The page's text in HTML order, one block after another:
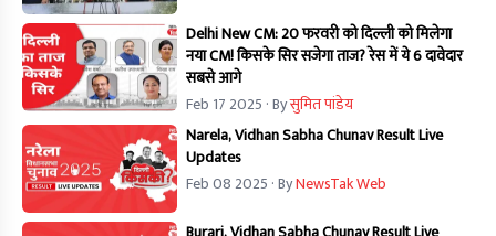
Delhi New CM: 20 फरवरी को दिल्ली को मिलेगा
नया CM! किसके सिर सजेगा ताज? रेस में ये 6 दावेदार
सबसे आगे
Feb 17 2025 · Byसुमित पांडेय
Narela, Vidhan Sabha Chunav Result Live
Updates
Feb 08 2025 · ByNewsTak Web